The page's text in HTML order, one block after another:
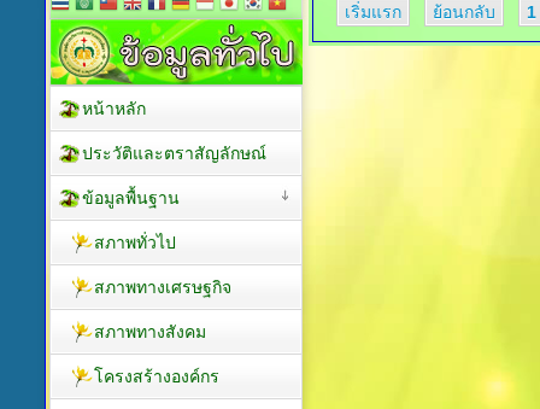
เริ่มแรก ย้อนกลับ 1
หน้าหลัก
ประวัติและตราสัญลักษณ์
ข้อมูลพื้นฐาน
สภาพทั่วไป
สภาพทางเศรษฐกิจ
สภาพทางสังคม
โครงสร้างองค์กร